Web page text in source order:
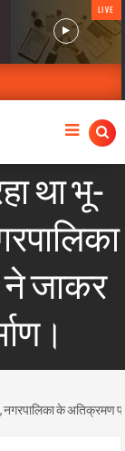
LIVE
था भू-
जाकर
नगरपालिका के अतिक्रमण